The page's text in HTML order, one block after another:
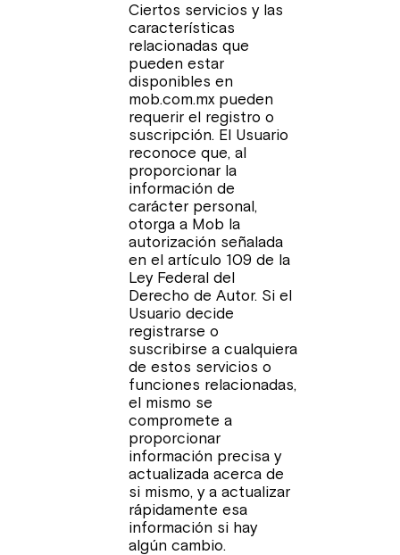
Ciertos servicios y las
características
relacionadas que
pueden estar
disponibles en
mob.com.mx pueden
requerir el registro o
suscripción. El Usuario
reconoce que, al
proporcionar la
información de
carácter personal,
otorga a Mob la
autorización señalada
en el artículo 109 de la
Ley Federal del
Derecho de Autor. Si el
Usuario decide
registrarse o
suscribirse a cualquiera
de estos servicios o
funciones relacionadas,
el mismo se
compromete a
proporcionar
información precisa y
actualizada acerca de
si mismo, y a actualizar
rápidamente esa
información si hay
algún cambio.